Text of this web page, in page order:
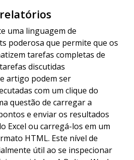
uma linguagem de
poderosa que permite que os
tarefas completas de
discutidas
artigo podem ser
com um clique do
questão de carregar a
e enviar os resultados
Excel ou carregá-los em um
HTML. Este nível de
útil ao se inspecionar